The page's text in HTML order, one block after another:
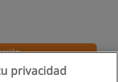
privacidad